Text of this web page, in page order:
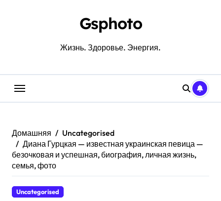
Gsphoto
Жизнь. Здоровье. Энергия.
Домашняя
Uncategorised
Диана Гурцкая — известная украинская певица —
безочковая и успешная, биография, личная жизнь,
семья, фото
Uncategorised